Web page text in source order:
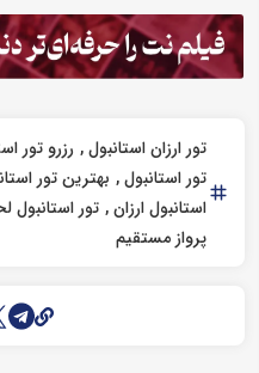
تور ارزان استانبول رزرو تور
تور استانبول بهترین تور
استانبول ارزان تور
پرواز مستقیم